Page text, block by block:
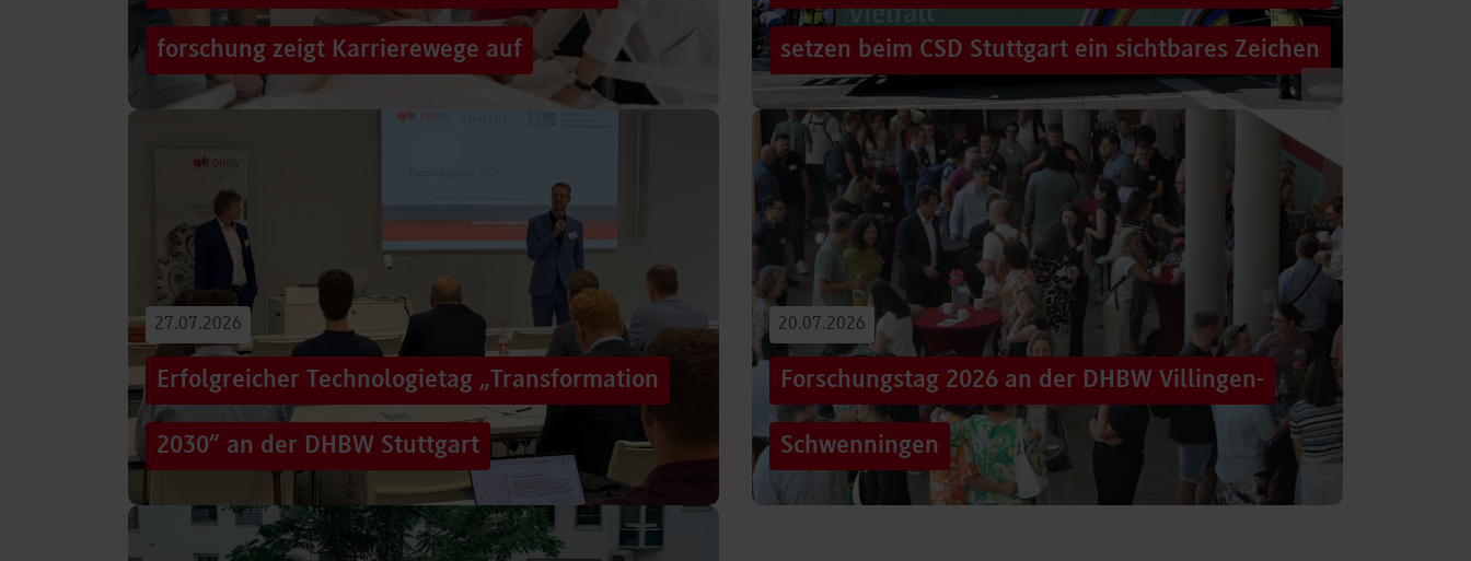
forschung zeigt Karrierewege auf
Von der Promotion in Australien über die Weiterentwicklung
Führungsaufgaben – Drei…
Beitrag lesen
setzen beim CSD Stuttgart ein sichtbares Zeichen
Hunderttausende Menschen säumten am Samstag die Straßen der
Stuttgarter Innenstadt. Mitten im farbenfrohen Zug: ein eigener DHBW-
Truck, eine große…
Beitrag lesen
27.07.2026
Erfolgreicher Technologietag „Transformation
2030“ an der DHBW Stuttgart
Wie gelingt Transformation in einer Zeit, in der sich Technologien, Märkte
und gesellschaftliche Rahmenbedingungen immer schneller verändern?
Genau…
20.07.2026
Forschungstag 2026 an der DHBW Villingen-
Schwenningen
Grenzen überschreiten – und dennoch eine Verbindung schaffen, mit